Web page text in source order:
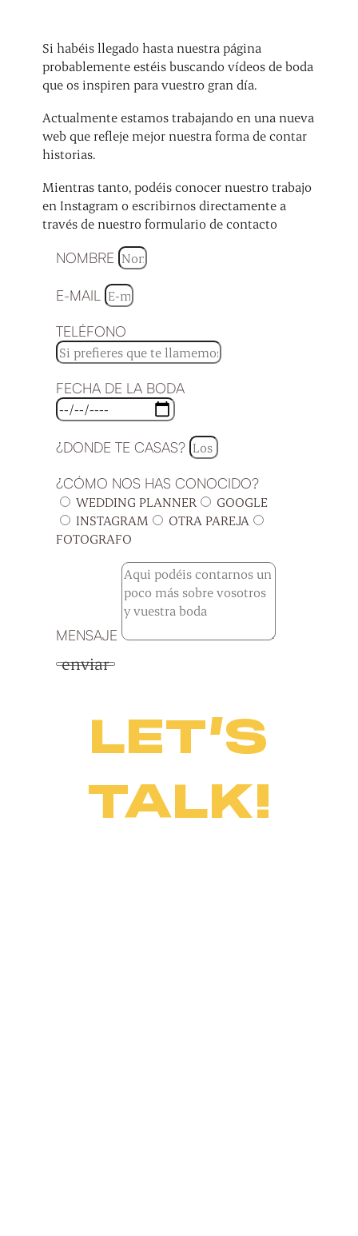
Si habéis llegado hasta nuestra página
probablemente estéis buscando vídeos de boda
que os inspiren para vuestro gran día.
Actualmente estamos trabajando en una nueva
web que refleje mejor nuestra forma de contar
historias.
Mientras tanto, podéis conocer nuestro trabajo
en Instagram o escribirnos directamente a
través de nuestro formulario de contacto
NOMBRE
E-MAIL
TELÉFONO
FECHA DE LA BODA
¿DONDE TE CASAS?
¿CÓMO NOS HAS CONOCIDO?
WEDDING PLANNER
GOOGLE
INSTAGRAM
OTRA PAREJA
FOTOGRAFO
MENSAJE
enviar
LET’S
TALK!